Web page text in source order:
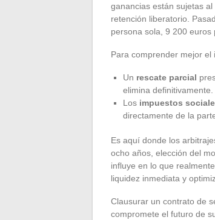
ganancias están sujetas
retención liberatorio.
persona sola, 9 200 euros
Para comprender mejor
Un rescate parcial
elimina definitivamente.
Los impuestos
directamente de la
Es aquí donde los
ocho años, elección del
influye en lo que
liquidez inmediata y
Clausurar un contrato de
compromete el futuro de